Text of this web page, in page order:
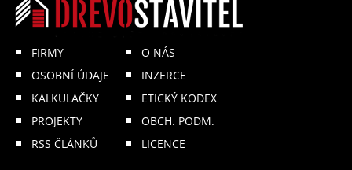
FIRMY
OSOBNÍ ÚDAJE
KALKULAČKY
PROJEKTY
RSS ČLÁNKŮ
O NÁS
INZERCE
ETICKÝ KODEX
OBCH. PODM.
LICENCE